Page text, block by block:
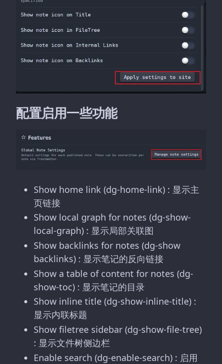
配置启用一些功能
Show home link (dg-home-link) : 显示主
页链接
Show local graph for notes (dg-show-
local-graph) : 显示局部关联图
Show backlinks for notes (dg-show
backlinks) : 显示笔记的反向链接
Show a table of content for notes (dg-
show-toc) : 显示笔记的目录
Show inline title (dg-show-inline-title) :
显示内联标题
Show filetree sidebar (dg-show-file-tree)
: 显示文件树侧边栏
Enable search (dg-enable-search) : 启用